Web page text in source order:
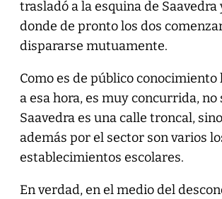
trasladó a la esquina de
donde de pronto los dos
dispararse mutuamente.
Como es de público conocimiento
a esa hora, es muy concurrida, no
Saavedra es una calle troncal,
además por el sector son varios
establecimientos escolares.
En verdad, en el medio del